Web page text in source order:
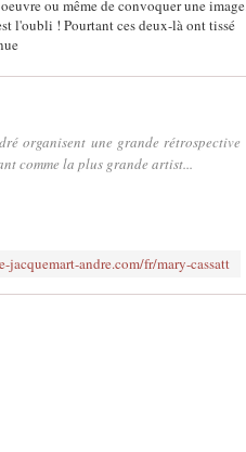
ou même de convoquer une
l'oubli ! Pourtant ces deux-là ont tissé
organisent une grande rétrospective
comme la plus grande artist...
jacquemart-andre.com/fr/mary-cassatt